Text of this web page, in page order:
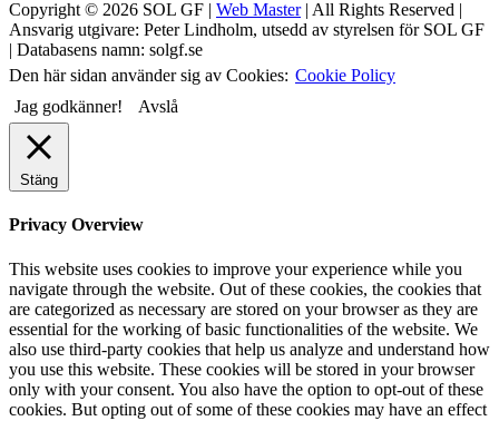
Copyright © 2026 SOL GF | Web Master| All Rights Reserved |
Ansvarig utgivare: Peter Lindholm, utsedd av styrelsen för SOL GF
| Databasens namn: solgf.se
Den här sidan använder sig av Cookies: Cookie Policy
Jag godkänner!
Avslå
Stäng
Privacy Overview
This website uses cookies to improve your experience while you
navigate through the website. Out of these cookies, the cookies that
are categorized as necessary are stored on your browser as they are
essential for the working of basic functionalities of the website. We
also use third-party cookies that help us analyze and understand how
you use this website. These cookies will be stored in your browser
only with your consent. You also have the option to opt-out of these
cookies. But opting out of some of these cookies may have an effect